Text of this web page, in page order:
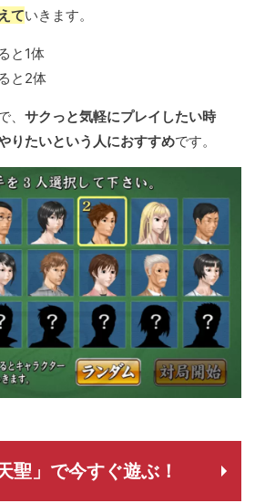
ていきます。
と1体
と2体
、 サクっと気軽にプレイしたい時
りたいという人におすすめです。
聖」で今すぐ遊ぶ！